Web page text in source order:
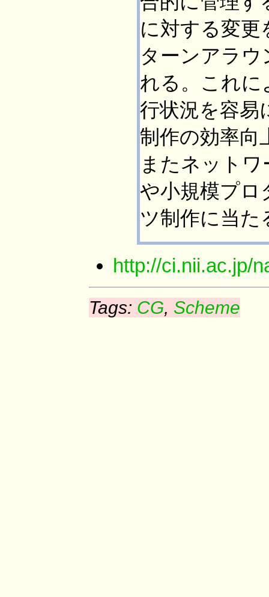
に対する変
ターンアラ
れる。これに
行状況を容易
制作の効率向
またネット
や小規模プロ
ツ制作に当た
http://ci.nii.ac.jp/
Tags: CG, Scheme